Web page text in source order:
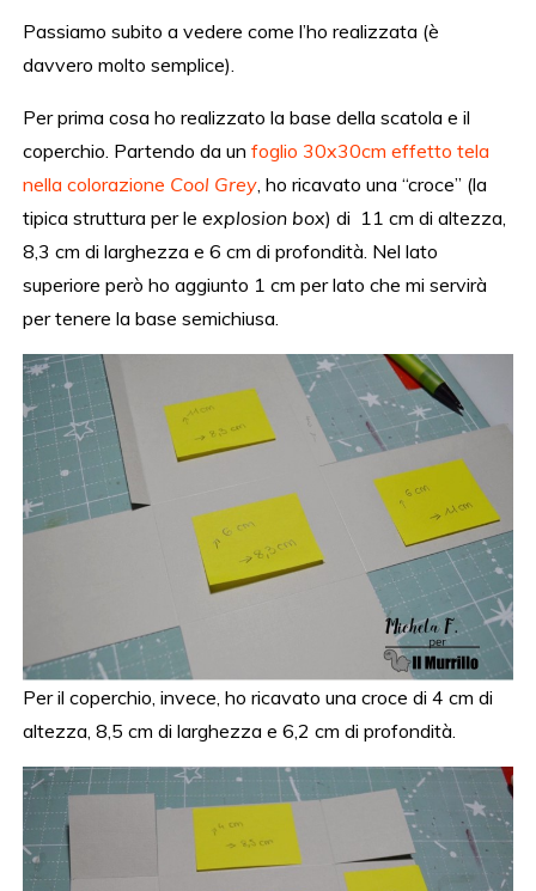
Passiamo subito a vedere come l’ho realizzata (è
davvero molto semplice).
Per prima cosa ho realizzato la base della scatola e il
coperchio. Partendo da unfoglio 30x30cm effetto tela
nella colorazione Cool Grey , ho ricavato una “croce” (la
tipica struttura per leexplosion box) di 11 cm di altezza,
8,3 cm di larghezza e 6 cm di profondità. Nel lato
superiore però ho aggiunto 1 cm per lato che mi servirà
per tenere la base semichiusa.
Per il coperchio, invece, ho ricavato una croce di 4 cm di
altezza, 8,5 cm di larghezza e 6,2 cm di profondità.